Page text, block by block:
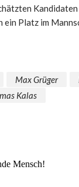
ein Platz im
Max Grüger
Kalas